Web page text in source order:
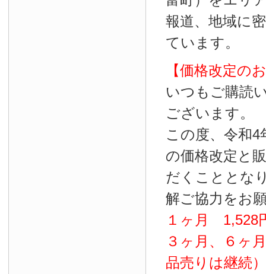
報道、地域に
ています。
【価格改定の
いつもご購読
ございます。
この度、令和4
の価格改定と
だくこととな
解ご協力をお
１ヶ月 1,528
３ヶ月、６ヶ
品売りは継続）